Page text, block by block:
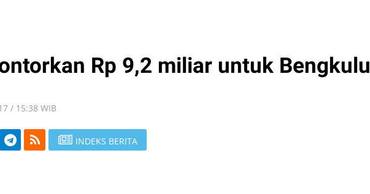
Rp 9,2 miliar untuk Bengkulu
/ 15:38 WIB
INDEKS BERITA